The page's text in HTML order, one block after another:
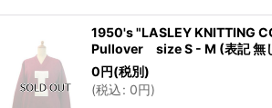
1950's "LASLEY KNITTING
Pullover size S - M (表記 無
0円(税別)
(税込: 0円)